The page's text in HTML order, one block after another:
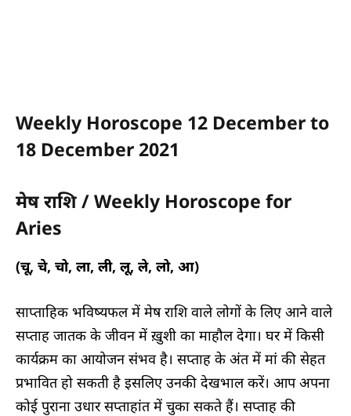
Weekly Horoscope 12 December to
18 December 2021
मेष राशि / Weekly Horoscope for
Aries
(चू, चे, चो, ला, ली, लू, ले, लो, आ)
साप्ताहिक भविष्यफल में मेष राशि वाले लोगों के लिए आने वाले
सप्ताह जातक के जीवन में ख़ुशी का माहौल देगा। घर में किसी
कार्यक्रम का आयोजन संभव है। सप्ताह के अंत में मां की सेहत
प्रभावित हो सकती है इसलिए उनकी देखभाल करें। आप अपना
कोई पुराना उधार सप्ताहांत में चुका सकते हैं। सप्ताह की